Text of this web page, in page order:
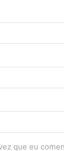
que eu